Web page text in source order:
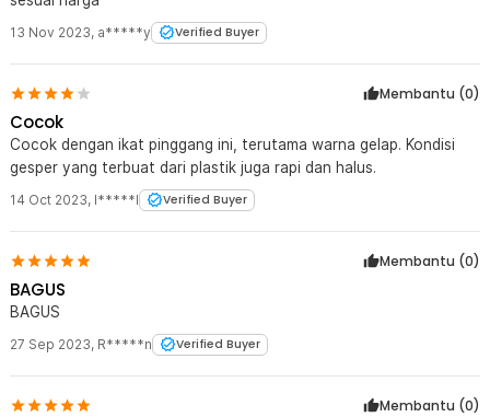
13 Nov 2023, a*****y Verified Buyer
Membantu (0)
Cocok
Cocok dengan ikat pinggang ini, terutama warna gelap. Kondisi
gesper yang terbuat dari plastik juga rapi dan halus.
14 Oct 2023, I*****l Verified Buyer
Membantu (0)
BAGUS
BAGUS
27 Sep 2023, R*****n Verified Buyer
Membantu (0)